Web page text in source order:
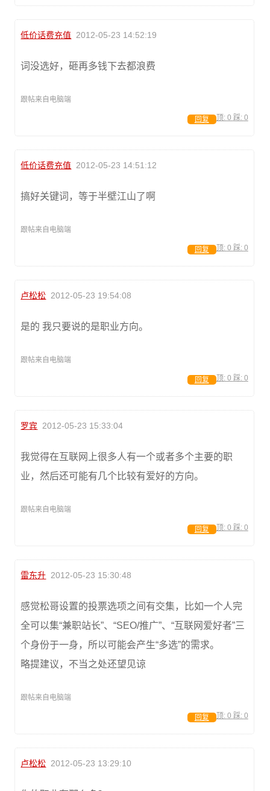
低价话费充值 2012-05-23 14:52:19
词没选好，砸再多钱下去都浪费
跟帖来自电脑端
顶: 0 踩: 0
回复
低价话费充值 2012-05-23 14:51:12
搞好关键词，等于半壁江山了啊
跟帖来自电脑端
顶: 0 踩: 0
回复
卢松松 2012-05-23 19:54:08
是的 我只要说的是职业方向。
跟帖来自电脑端
顶: 0 踩: 0
回复
罗宾 2012-05-23 15:33:04
我觉得在互联网上很多人有一个或者多个主要的职
业，然后还可能有几个比较有爱好的方向。
跟帖来自电脑端
顶: 0 踩: 0
回复
雷东升 2012-05-23 15:30:48
感觉松哥设置的投票选项之间有交集，比如一个人完
全可以集“兼职站长”、“SEO/推广”、“互联网爱好者”三
个身份于一身，所以可能会产生“多选”的需求。
略提建议，不当之处还望见谅
跟帖来自电脑端
顶: 0 踩: 0
回复
卢松松 2012-05-23 13:29:10